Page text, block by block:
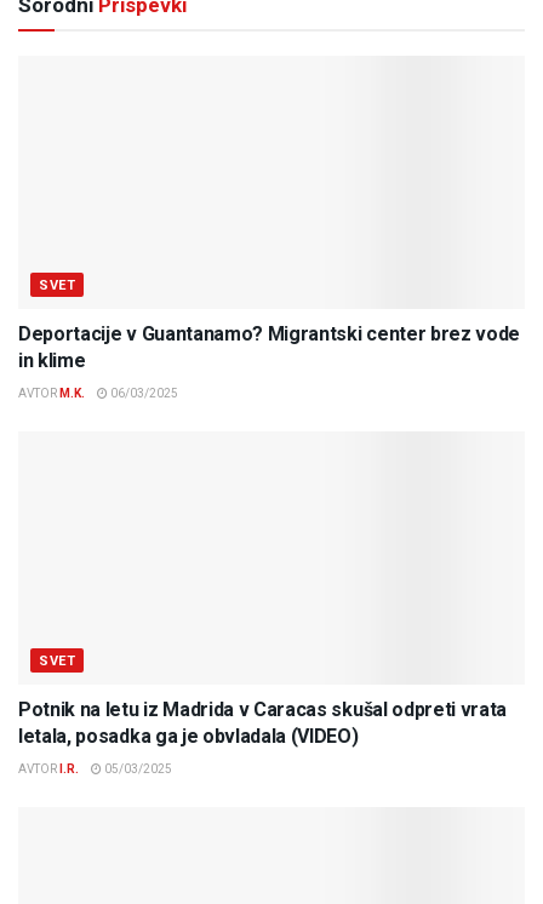
Sorodni Prispevki
SVET
Deportacije v Guantanamo? Migrantski center brez vode
in klime
AVTOR M.K. 06/03/2025
SVET
Potnik na letu iz Madrida v Caracas skušal odpreti vrata
letala, posadka ga je obvladala (VIDEO)
AVTOR I.R. 05/03/2025